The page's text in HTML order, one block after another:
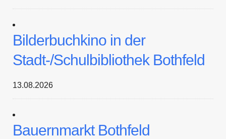
Bilderbuchkino in der
Stadt-/Schulbibliothek Bothfeld
13.08.2026
Bauernmarkt Bothfeld